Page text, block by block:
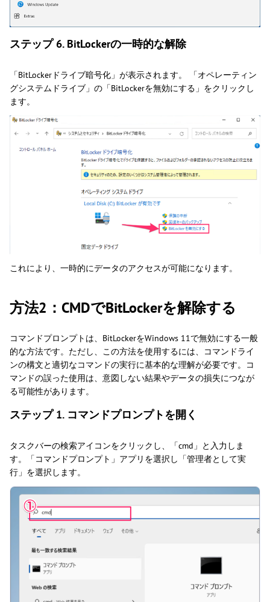
ステップ 6. BitLockerの一時的な解除
「BitLockerドライブ暗号化」が表示されます。 「オペレーティン
グシステムドライブ」の「BitLockerを無効にする」をクリックし
ます。
これにより、一時的にデータのアクセスが可能になります。
方法2：CMDでBitLockerを解除する
コマンドプロンプトは、BitLockerをWindows 11で無効にする一般
的な方法です。ただし、この方法を使用するには、コマンドライ
ンの構文と適切なコマンドの実行に基本的な理解が必要です。コ
マンドの誤った使用は、意図しない結果やデータの損失につなが
る可能性があります。
ステップ 1. コマンドプロンプトを開く
タスクバーの検索アイコンをクリックし、「cmd」と入力しま
す。「コマンドプロンプト」アプリを選択し「管理者として実
行」を選択します。